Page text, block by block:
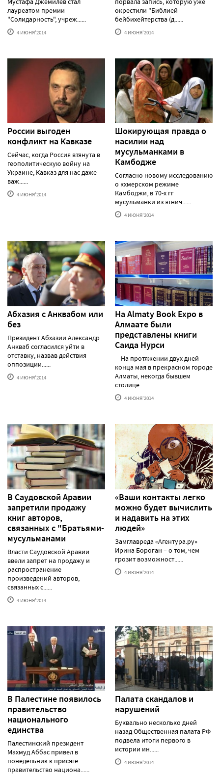
лауреатом премии
"Солидарность", учреж......
4 ИЮНЯ'2014
окрестили "Библией
бейбихейтерства (д......
4 ИЮНЯ'2014
России выгоден
конфликт на Кавказе
Сейчас, когда Россия втянута в
геополитическую войну на
Украине, Кавказ для нас даже
важ......
4 ИЮНЯ'2014
Шокирующая правда о
насилии над
мусульманками в
Камбодже
Согласно новому исследованию
о кхмерском режиме
Камбоджи, в 70-х гг
мусульманки из этнич......
4 ИЮНЯ'2014
Абхазия с Анквабом или
без
Президент Абхазии Александр
Анкваб согласился уйти в
отставку, назвав действия
оппозиции......
4 ИЮНЯ'2014
На Almaty Book Expo в
Алмаате были
представлены книги
Саида Нурси
На протяжении двух дней
конца мая в прекрасном городе
Алматы, некогда бывшем
столице......
4 ИЮНЯ'2014
В Саудовской Аравии
запретили продажу
книг авторов,
связанных с "Братьями-
мусульманами
Власти Саудовской Аравии
ввели запрет на продажу и
распространение
произведений авторов,
связанных с......
4 ИЮНЯ'2014
«Ваши контакты легко
можно будет вычислить
и надавить на этих
людей»
Замглавреда «Агентура.ру»
Ирина Бороган – о том, чем
грозит возможност......
4 ИЮНЯ'2014
В Палестине появилось
правительство
национального
единства
Палестинский президент
Махмуд Аббас привел в
понедельник к присяге
правительство национа......
Палата скандалов и
нарушений
Буквально несколько дней
назад Общественная палата РФ
подвела итоги первого в
истории ин......
4 ИЮНЯ'2014